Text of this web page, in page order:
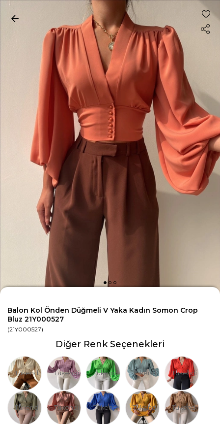
Balon Kol Önden Düğmeli V Yaka Kadın Somon Crop
Bluz 21Y000527
(21Y000527)
Diğer Renk Seçenekleri
Tükendi Tükendi Tükendi Tükendi Tükendi
Tükendi Tükendi Tükendi Tükendi Tükendi